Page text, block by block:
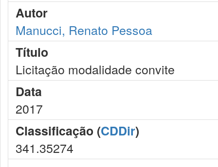
Autor
Manucci, Renato Pessoa
Título
Licitação modalidade convite
Data
2017
Classificação (CDDir)
341.35274